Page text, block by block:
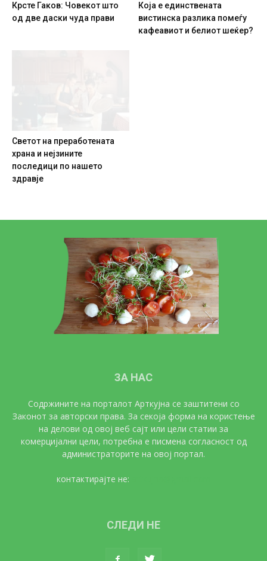
Крсте Гаков: Човекот што
од две даски чуда прави
Која е единствената
вистинска разлика помеѓу
кафеавиот и белиот шеќер?
Светот на преработената
храна и нејзините
последици по нашето
здравје
ЗА НАС
Содржините на порталот Арткујна се заштитени со
Законот за авторски права. За секоја форма на користење
на делови од овој веб сајт или цели статии за
комерцијални цели, потребна е писмена согласност од
администраторите на овој портал.
контактирајте не:
СЛЕДИ НЕ